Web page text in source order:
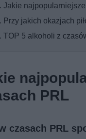
Jakie
Przy jakich okazjach
TOP 5 alkoholi z
PRL
czasach PRL